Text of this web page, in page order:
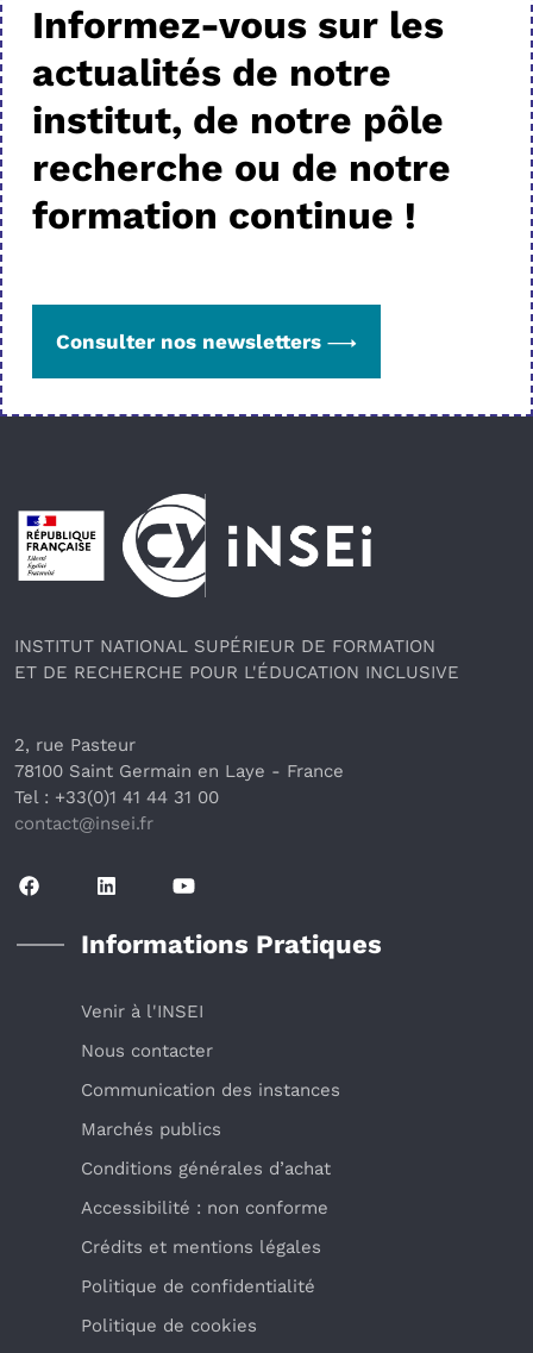
Informez-vous sur les
actualités de notre
institut, de notre pôle
recherche ou de notre
formation continue !
Consulter nos newsletters
Pied de page
INSTITUT NATIONAL SUPÉRIEUR DE FORMATION
ET DE RECHERCHE POUR L'ÉDUCATION INCLUSIVE
2, rue Pasteur
78100 Saint Germain en Laye - France
Tel : +33(0)1 41 44 31 00
contact@insei.fr
Informations Pratiques
Venir à l'INSEI
Nous contacter
Communication des instances
Marchés publics
Conditions générales d’achat
Accessibilité : non conforme
Crédits et mentions légales
Politique de confidentialité
Politique de cookies